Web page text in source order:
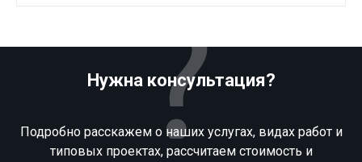
Нужна консультация?
Подробно расскажем о наших услугах, видах работ и
типовых проектах, рассчитаем стоимость и